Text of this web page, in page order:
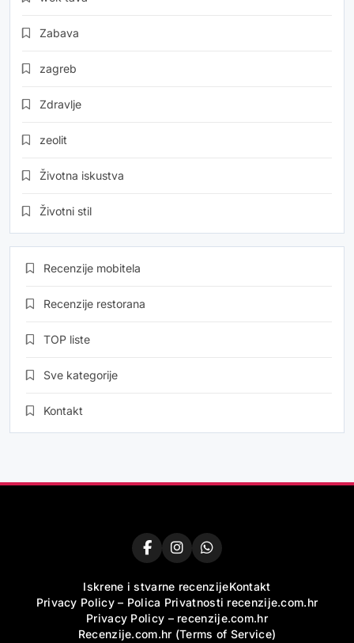
Zabava
zagreb
Zdravlje
zeolit
Životna iskustva
Životni stil
Recenzije mobitela
Recenzije restorana
TOP liste
Sve kategorije
Kontakt
Iskrene i stvarne recenzijeKontakt
Privacy Policy – Polica Privatnosti recenzije.com.hr
Privacy Policy – recenzije.com.hr
Recenzije.com.hr (Terms of Service)